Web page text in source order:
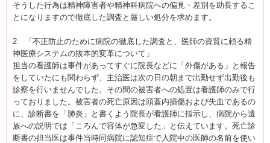
そうした行為は精神障害者や精神科病院への偏見・差別を助長するこ
とになりますので徹底した調査と厳しい処分を求めます。
2 「不正防止のために病院の徹底した調査と、医師の資質に頼る精
神医療システムの抜本的変革について」
担当の看護師は事件があってすぐに院長などに「外傷がある」と報告
をしていたにも関わらず、主治医は次の日の朝まで出勤せず出勤後も
診察を行いませんでした。その間の被害者への処置は看護師のみで行
っておりました。被害者の死亡原因は頭蓋内損傷および失血であるの
に、診断書を「肺炎」と書くよう院長が看護師に指示し、病院から遺
族への説明では「ころんで容体が急変した」と伝えています。死亡診
断書の担当医は事件当時同病院に認知症で入院中の医師の名前を使い